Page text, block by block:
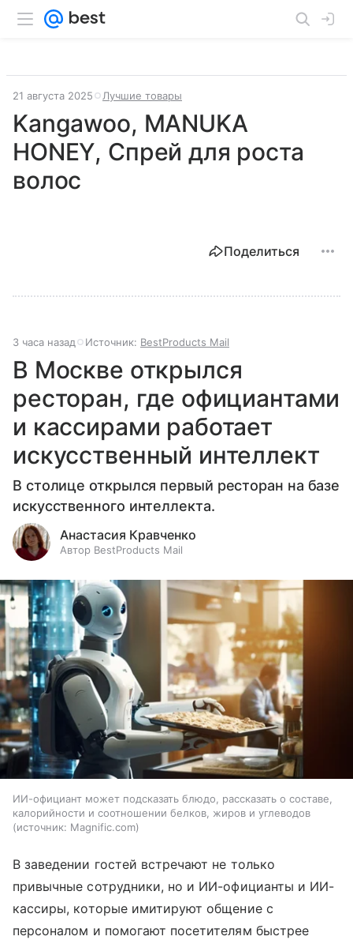
21 августа 2025 Лучшие товары
Kangawoo, MANUKA
HONEY, Спрей для роста
волос
Поделиться
3 часа назад Источник: BestProducts Mail
В Москве открылся
ресторан, где официантами
и кассирами работает
искусственный интеллект
В столице открылся первый ресторан на базе
искусственного интеллекта.
Анастасия Кравченко
Автор BestProducts Mail
ИИ-официант может подсказать блюдо, рассказать о составе,
калорийности и соотношении белков, жиров и углеводов
источник: Magnific.com
В заведении гостей встречают не только
привычные сотрудники, но и ИИ-официанты и ИИ-
кассиры, которые имитируют общение с
персоналом и помогают посетителям быстрее